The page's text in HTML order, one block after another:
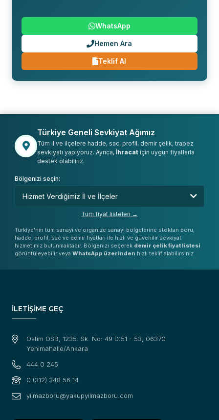
WhatsApp
Hemen Ara
Teklif Al
Türkiye Geneli Sevkiyat Ağımız
Tüm il ve ilçelere hadde, sac, profil, demir çelik, trapez
sevkiyatı yapıyoruz. Ayrıca, İhracat için uygun fiyatlarla
destek olabiliriz.
Bölgenizi seçin:
Tüm fiyat listeleri →
Türkiye'nin tüm sanayi ve organize sanayi bölgelerine stoktan boru,
hadde, profil, sac ve demir fiyatları ile hızlı ve güvenilir sevkiyat
hizmetimiz bulunmaktadır. Bölgenizi seçerek demir çelik fiyat listesi
görüntüleyebilir veya WhatsApp üzerinden hızlı teklif alabilirsiniz.
İLETİŞİME GEÇ
Ostim OSB, 1235. Sk. No: 49 D:51 - 53, 06370
Yenimahalle/Ankara
444 0 245
0 (312) 348 56 14
yilmazboru@yakupyilmazboru.com